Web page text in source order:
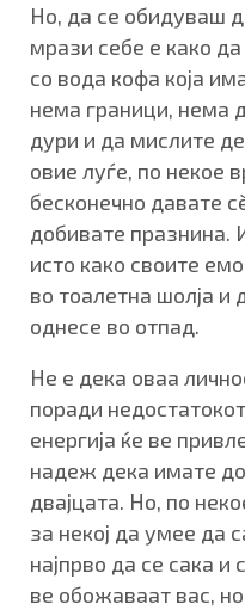
Но, да се обидуваш
мрази себе е како
со вода кофа која
нема граници, нема
дури и да мислите
овие луѓе, по некое
бесконечно давате
добивате празнина.
исто како своите
во тоалетна шолја и
однесе во отпад.
Не е дека оваа
поради
енергија ќе ве
надеж дека имате
двајцата. Но, по
за некој да умее да
најпрво да се сака и
ве обожаваат вас,